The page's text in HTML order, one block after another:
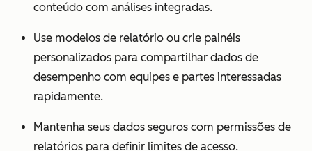
conteúdo com análises integradas.
Use modelos de relatório ou crie painéis
personalizados para compartilhar dados de
desempenho com equipes e partes interessadas
rapidamente.
Mantenha seus dados seguros com permissões de
relatórios para definir limites de acesso.